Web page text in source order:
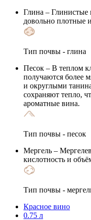
Глина – Глинистые
довольно плотные
Тип почвы - глина
Песок – В теплом
получаются более
и округлыми
сохраняют тепло,
ароматные вина.
Тип почвы - песок
Мергель –
кислотность и
Тип почвы -
Красное вино
0.75 л